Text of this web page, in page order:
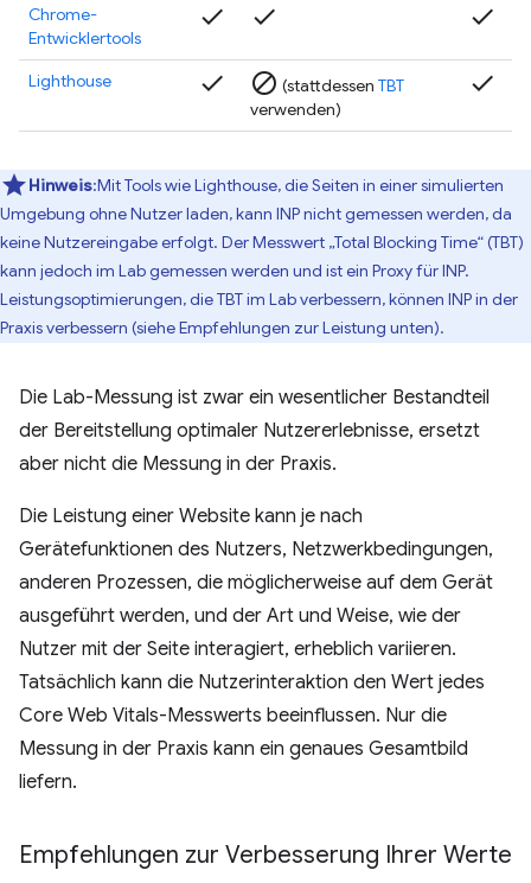
Chrome-
Entwicklertools
check check check
Lighthouse check block (stattdessen TBT
verwenden)
check
Hinweis:Mit Tools wie Lighthouse, die Seiten in einer simulierten
Umgebung ohne Nutzer laden, kann INP nicht gemessen werden, da
keine Nutzereingabe erfolgt. Der Messwert „Total Blocking Time“ (TBT)
kann jedoch im Lab gemessen werden und ist ein Proxy für INP.
Leistungsoptimierungen, die TBT im Lab verbessern, können INP in der
Praxis verbessern (siehe Empfehlungen zur Leistung unten).
Die Lab-Messung ist zwar ein wesentlicher Bestandteil
der Bereitstellung optimaler Nutzererlebnisse, ersetzt
aber nicht die Messung in der Praxis.
Die Leistung einer Website kann je nach
Gerätefunktionen des Nutzers, Netzwerkbedingungen,
anderen Prozessen, die möglicherweise auf dem Gerät
ausgeführt werden, und der Art und Weise, wie der
Nutzer mit der Seite interagiert, erheblich variieren.
Tatsächlich kann die Nutzerinteraktion den Wert jedes
Core Web Vitals-Messwerts beeinflussen. Nur die
Messung in der Praxis kann ein genaues Gesamtbild
liefern.
Empfehlungen zur Verbesserung Ihrer Werte